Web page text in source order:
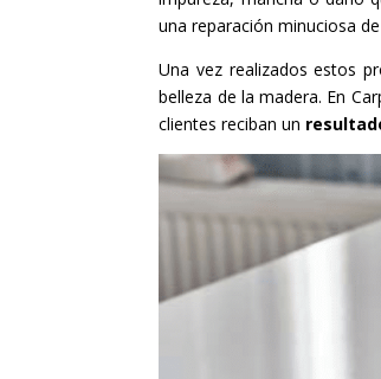
una reparación minuciosa
Una vez realizados estos
belleza de la madera. En
clientes reciban un